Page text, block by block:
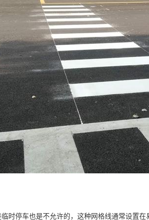
时停车也是不允许的，这种网格线通常设置